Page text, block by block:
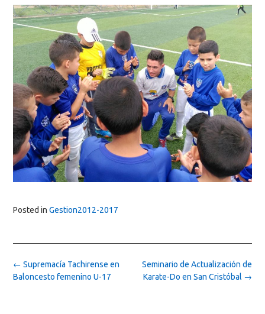
Posted in Gestion2012-2017
Post
navigation
Seminario de Actualización de
Karate-Do en San Cristóbal →
← Supremacía Tachirense en
Baloncesto femenino U-17